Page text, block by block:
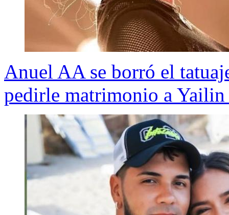
Anuel AA se borró el
pedirle matrimonio a